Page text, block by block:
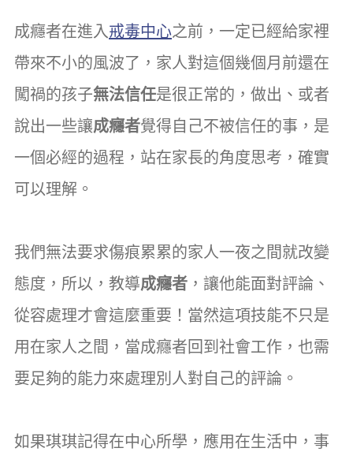
成癮者在進入戒毒中心之前，一定已經給家裡
帶來不小的風波了，家人對這個幾個月前還在
闖禍的孩子無法信任是很正常的，做出、或者
說出一些讓成癮者覺得自己不被信任的事，是
一個必經的過程，站在家長的角度思考，確實
可以理解。
我們無法要求傷痕累累的家人一夜之間就改變
態度，所以，教導成癮者 ，讓他能面對評論、
從容處理才會這麼重要！當然這項技能不只是
用在家人之間，當成癮者回到社會工作，也需
要足夠的能力來處理別人對自己的評論。
如果琪琪記得在中心所學，應用在生活中，事